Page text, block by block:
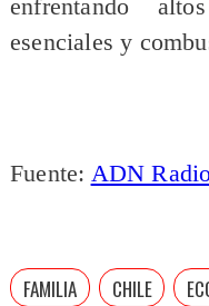
enfrentando
esenciales y
Fuente: ADN
FAMILIA CHILE